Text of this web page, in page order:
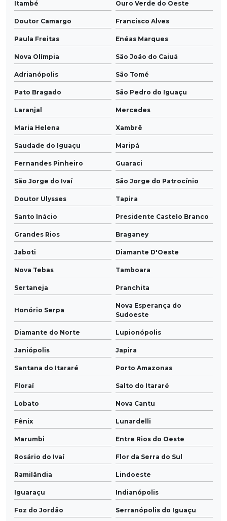
Itambé Ouro Verde do Oeste
Doutor Camargo Francisco Alves
Paula Freitas Enéas Marques
Nova Olímpia São João do Caiuá
Adrianópolis São Tomé
Pato Bragado São Pedro do Iguaçu
Laranjal Mercedes
Maria Helena Xambrê
Saudade do Iguaçu Maripá
Fernandes Pinheiro Guaraci
São Jorge do Ivaí São Jorge do Patrocínio
Doutor Ulysses Tapira
Santo Inácio Presidente Castelo Branco
Grandes Rios Braganey
Jaboti Diamante D'Oeste
Nova Tebas Tamboara
Sertaneja Pranchita
Honório Serpa
Nova Esperança do
Sudoeste
Diamante do Norte Lupionópolis
Janiópolis Japira
Santana do Itararé Porto Amazonas
Floraí Salto do Itararé
Lobato Nova Cantu
Fênix Lunardelli
Marumbi Entre Rios do Oeste
Rosário do Ivaí Flor da Serra do Sul
Ramilândia Lindoeste
Iguaraçu Indianópolis
Foz do Jordão Serranópolis do Iguaçu